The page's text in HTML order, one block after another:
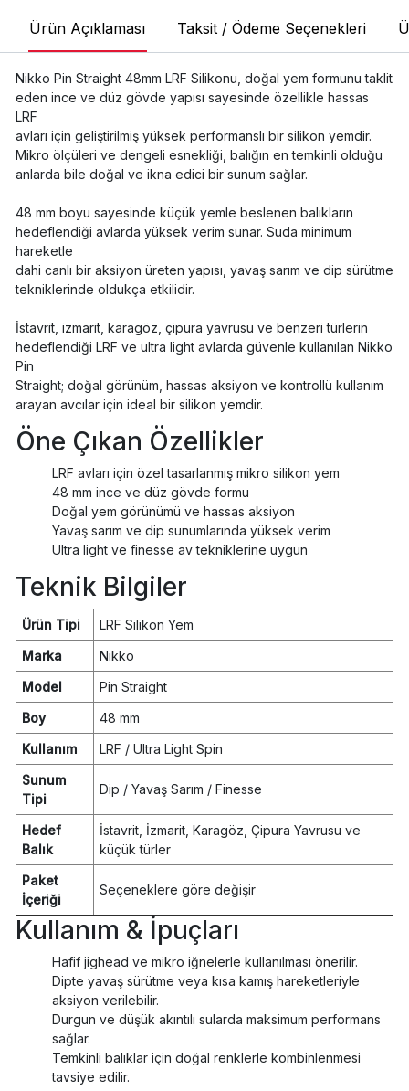
Ürün Açıklaması Taksit / Ödeme Seçenekleri
Nikko Pin Straight 48mm LRF Silikonu, doğal yem formunu taklit
eden ince ve düz gövde yapısı sayesinde özellikle hassas
LRF
avları için geliştirilmiş yüksek performanslı bir silikon yemdir.
Mikro ölçüleri ve dengeli esnekliği, balığın en temkinli olduğu
anlarda bile doğal ve ikna edici bir sunum sağlar.
48 mm boyu sayesinde küçük yemle beslenen balıkların
hedeflendiği avlarda yüksek verim sunar. Suda minimum
hareketle
dahi canlı bir aksiyon üreten yapısı, yavaş sarım ve dip sürütme
tekniklerinde oldukça etkilidir.
İstavrit, izmarit, karagöz, çipura yavrusu ve benzeri türlerin
hedeflendiği LRF ve ultra light avlarda güvenle kullanılan Nikko
Pin
Straight; doğal görünüm, hassas aksiyon ve kontrollü kullanım
arayan avcılar için ideal bir silikon yemdir.
Öne Çıkan Özellikler
LRF avları için özel tasarlanmış mikro silikon yem
48 mm ince ve düz gövde formu
Doğal yem görünümü ve hassas aksiyon
Yavaş sarım ve dip sunumlarında yüksek verim
Ultra light ve finesse av tekniklerine uygun
Teknik Bilgiler
Ürün Tipi
LRF Silikon Yem
Marka
Nikko
Model
Pin Straight
Boy
48 mm
Kullanım
LRF / Ultra Light Spin
Sunum
Tipi
Dip / Yavaş Sarım / Finesse
Hedef
Balık
İstavrit, İzmarit, Karagöz, Çipura Yavrusu ve
küçük türler
Paket
İçeriği
Seçeneklere göre değişir
Kullanım & İpuçları
Hafif jighead ve mikro iğnelerle kullanılması önerilir.
Dipte yavaş sürütme veya kısa kamış hareketleriyle
aksiyon verilebilir.
Durgun ve düşük akıntılı sularda maksimum performans
sağlar.
Temkinli balıklar için doğal renklerle kombinlenmesi
tavsiye edilir.